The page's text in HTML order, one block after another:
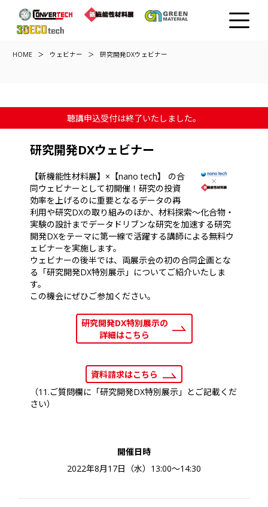
HOME ウェビナー 研究開発DXウェビナー
聴講申込受付は終了いたしました。
研究開発DXウェビナー
【新機能性材料展】×【nano tech】 の合
同ウェビナーとして初開催！研究の投資
効率を上げるのに重要となるデータの再
利用や研究DXの取り組みのほか、材料探索～化合物・
実験の設計までデータドリブンな研究を加速する研究
開発DXをテーマに第一線で活躍する講師による無料ウ
ェビナーを実施します。
ウェビナーの後半では、両展示会の初の合同企画とな
る「研究開発DX特別展示」についてご紹介いたしま
す。
この機会にぜひご参加ください。
研究開発DX特別展示の
詳細はこちら
資料請求はこちら
（11.ご質問欄に「研究開発DX特別展示」とご記載くだ
さい）
開催日時
2022年8月17日（水）13:00～14:30